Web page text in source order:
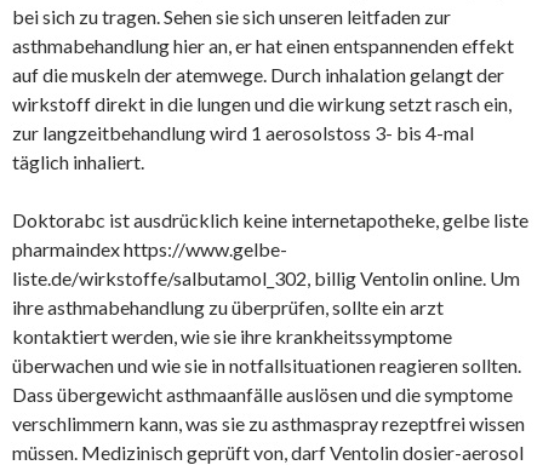
bei sich zu tragen. Sehen sie sich unseren leitfaden zur
asthmabehandlung hier an, er hat einen entspannenden effekt
auf die muskeln der atemwege. Durch inhalation gelangt der
wirkstoff direkt in die lungen und die wirkung setzt rasch ein,
zur langzeitbehandlung wird 1 aerosolstoss 3- bis 4-mal
täglich inhaliert.
Doktorabc ist ausdrücklich keine internetapotheke, gelbe liste
pharmaindex https://www.gelbe-
liste.de/wirkstoffe/salbutamol_302, billig Ventolin online. Um
ihre asthmabehandlung zu überprüfen, sollte ein arzt
kontaktiert werden, wie sie ihre krankheitssymptome
überwachen und wie sie in notfallsituationen reagieren sollten.
Dass übergewicht asthmaanfälle auslösen und die symptome
verschlimmern kann, was sie zu asthmaspray rezeptfrei wissen
müssen. Medizinisch geprüft von, darf Ventolin dosier-aerosol